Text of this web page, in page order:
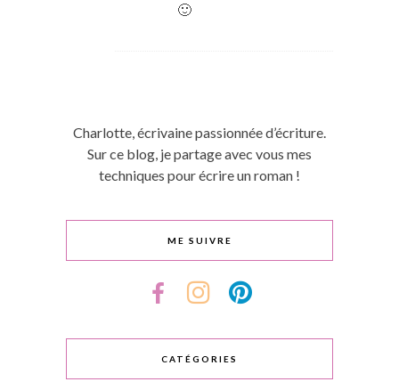
🙂
Charlotte, écrivaine passionnée d’écriture.
Sur ce blog, je partage avec vous mes
techniques pour écrire un roman !
ME SUIVRE
CATÉGORIES